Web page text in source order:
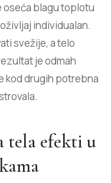
oseća blagu toplotu
individualan.
svežije, a telo
je odmah
kod drugih potrebna
tela efekti u